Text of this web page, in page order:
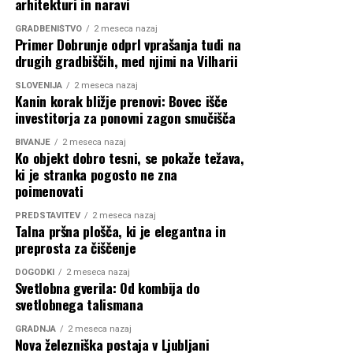
dr. Barbara Steiner, direktorica Fundacije Bauhaus Dessau
Kaj pravzaprav pomeni
»bauhausovski slog«?
Prav tu se začne zanimivejši del razprave.
Ena največjih zmot je prepričanje, da obstaja en sam
»bauhausovski slog«. Bauhaus nikoli ni bil enotna
k razvoju turizma v Prekmurju. Sončno polje ni samo
hotel, temveč prostor, ki spoštuje zgodbo kraja in širše
regije. Z uporabo naravnih materialov bo gostom
ponujal visoko raven udobja in hkrati ustvarjal
dolgoročno vrednost za lokalno skupnost,« je ob
odprtju povedalMarko Lukić, direktor in lastnik
podjetja Lumar.
Hotel poleg nastanitvenih zmogljivosti vključuje
V zadnjem obdobju svojega življenja se je Gaudi skoraj
povsem posvetil gradnji bazilike Svete družine. V pismu
sodelavcem je zapisal: »Moji dobri prijatelji so mrtvi,
nimam ne družine ne strank, nobenega premoženja ali
česa drugega. Zdaj se lahko v celoti posvetim cerkvi.«
Njegova predanost projektu je bila izjemna. Zadnja leta
je celo prebival v skromni sobi na gradbišču bazilike, ki jo
je razumel kot življenjsko poslanstvo.
GRADBENIŠTVO 2 meseca nazaj
Primer Dobrunje odprl vprašanja tudi na
drugih gradbiščih, med njimi na Vilharii
SLOVENIJA 2 meseca nazaj
Kanin korak bližje prenovi: Bovec išče
investitorja za ponovni zagon smučišča
BIVANJE 2 meseca nazaj
Ko objekt dobro tesni, se pokaže težava,
ki je stranka pogosto ne zna
poimenovati
PREDSTAVITEV 2 meseca nazaj
Talna pršna plošča, ki je elegantna in
preprosta za čiščenje
DOGODKI 2 meseca nazaj
Svetlobna gverila: Od kombija do
svetlobnega talismana
GRADNJA 2 meseca nazaj
Nova železniška postaja v Ljubljani